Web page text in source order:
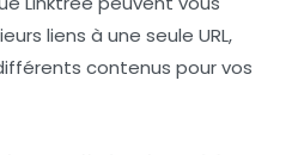
liens à une seule URL,
contenus pour vos